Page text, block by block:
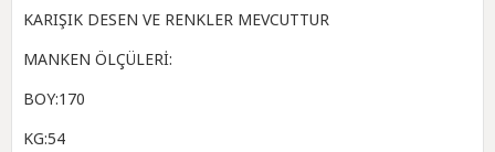
KARIŞIK DESEN VE RENKLER MEVCUTTUR
MANKEN ÖLÇÜLERİ:
BOY:170
KG:54